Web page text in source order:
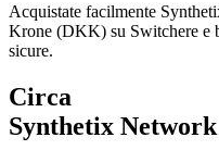
Acquistate facilmente
Krone (DKK) su Switchere e
sicure.
Circa
Synthetix